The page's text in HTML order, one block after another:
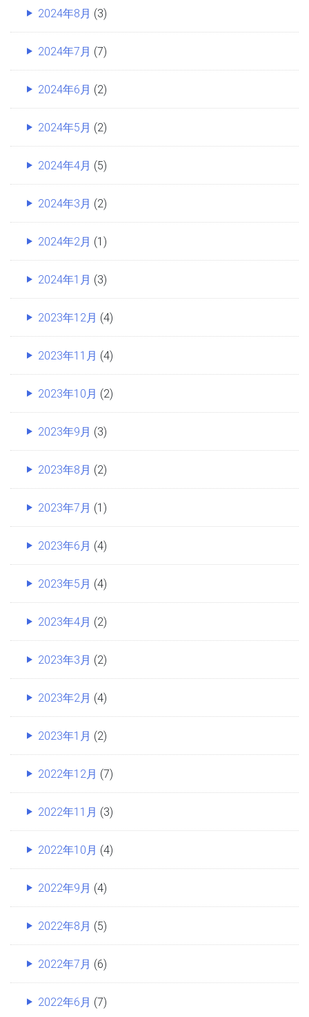
2024年8月 (3)
2024年7月 (7)
2024年6月 (2)
2024年5月 (2)
2024年4月 (5)
2024年3月 (2)
2024年2月 (1)
2024年1月 (3)
2023年12月 (4)
2023年11月 (4)
2023年10月 (2)
2023年9月 (3)
2023年8月 (2)
2023年7月 (1)
2023年6月 (4)
2023年5月 (4)
2023年4月 (2)
2023年3月 (2)
2023年2月 (4)
2023年1月 (2)
2022年12月 (7)
2022年11月 (3)
2022年10月 (4)
2022年9月 (4)
2022年8月 (5)
2022年7月 (6)
2022年6月 (7)